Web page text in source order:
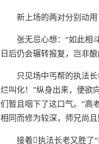
新上场的两对分别动
张无忌心想：“如此相
日后仍会辗转报复，岂非
只见场中丐帮的执法
烂叫化！”纵身出来，便欲
们暂且咽下了这口气。”高
相同而修为较深，师兄尚
接着执法长老又胜了